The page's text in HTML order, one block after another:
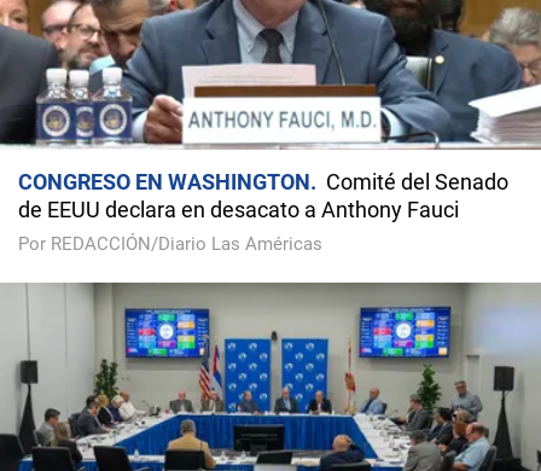
CONGRESO EN WASHINGTON
Comité del Senado
de EEUU declara en desacato a Anthony Fauci
Por REDACCIÓN/Diario Las Américas